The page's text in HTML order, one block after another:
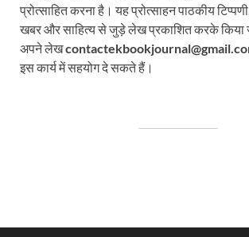
प्रोत्साहित करना है। यह प्रोत्साहन पाठकीय
खबर और साहित्य से जुड़े लेख प्रकाशित करके किया
अपने लेख
इस कार्य में सहयोग दे सकते हैं।